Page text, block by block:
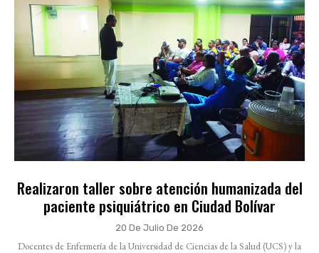
Realizaron taller sobre atención humanizada del
paciente psiquiátrico en Ciudad Bolívar
20 De Julio De 2026
Docentes de Enfermería de la Universidad de Ciencias de la Salud (UCS) y la